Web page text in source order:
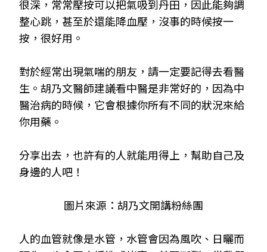
很深，常常壓按可以把氣吸到丹田，因此能夠調
整心跳，甚至於還能降血壓，沒事的時候按一
按，很好用。
對於經常出現氣喘的朋友，請一定要記得去看醫
生。胡乃文醫師建議看中醫是非常好的，因為中
醫治病的時候，它會根據你所有不同的狀況來給
你用藥。
分享出去，也許有的人就能用得上，幫助自己及
身邊的人吧 ！
圖片來源 ：胡乃文開講粉絲團
人的血管就像是水管，水管會因為風吹、日曬而